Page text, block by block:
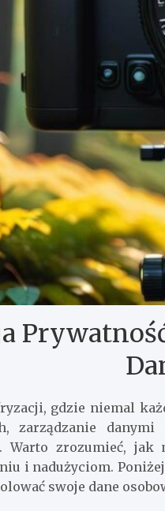
gdzie niemal
zarządzanie
Warto zrozumieć, jak
i nadużyciom.
swoje dane